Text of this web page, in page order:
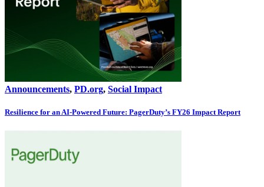
Announcements, PD.org, Social Impact
Resilience for an AI-Powered Future: PagerDuty’s FY26 Impact Report